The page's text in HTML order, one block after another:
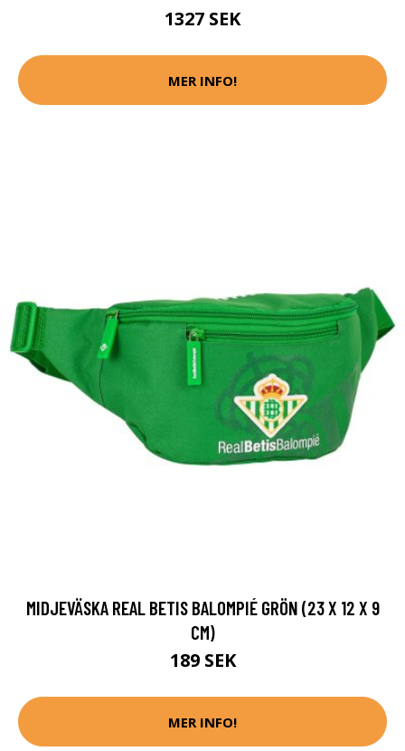
1327 SEK
MER INFO!
MIDJEVÄSKA REAL BETIS BALOMPIÉ GRÖN (23 X 12 X 9
CM)
189 SEK
MER INFO!